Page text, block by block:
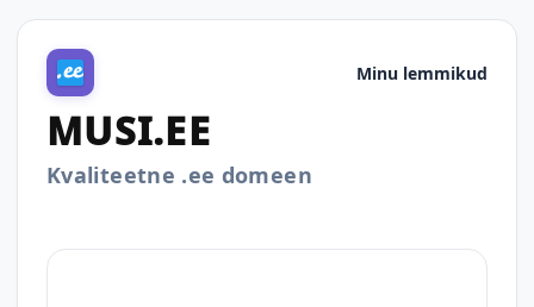
Minu lemmikud
MUSI.EE
Kvaliteetne .ee domeen